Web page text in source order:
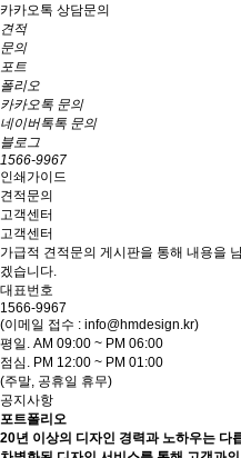
카카오톡 상담문의
견적
문의
포트
폴리오
카카오톡 문의
네이버톡톡 문의
블로그
1566-9967
인쇄가이드
견적문의
고객센터
고객센터
가급적 견적문의 게시판을 통해 내용을
겠습니다.
대표번호
1566-9967
(이메일 접수 : info@hmdesign.kr)
평일. AM 09:00 ~ PM 06:00
점심. PM 12:00 ~ PM 01:00
(주말, 공휴일 휴무)
공지사항
포트폴리오
20년 이상의 디자인 경력과 노하우는 다